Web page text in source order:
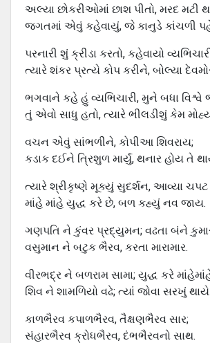
અલ્યા છોકરીઓમાં છાશ પીતો, મરદ મટી
જગતમાં એવું કહેવાયું, જે કાનુડે કાંચળી
પરનારી શું ક્રીડા કરતો, કહેવાયો
ત્યારે શંકર પ્રત્યે કોપ કરીને, બોલ્યા
ભગવાને કહે હું વ્યભિચારી, મુને બધા વિશ્વે
તું એવો સાધુ હતો, ત્યારે ભીલડીશું કેમ
વચન એવું સાંભળીને, કોપીઆ શિવરાય;
કડાક દઈને ત્રિશુળ માર્યું, થનાર હોય તે
ત્યારે શ્રીકૃષ્ણે મૂક્યું સુદર્શન, આવ્યા ચપટ
માંહે માંહે યુદ્ધ કરે છે, બળ કહ્યું નવ જાય.
ગણપતિ ને કુંવર પ્રદ્યુમન; વઢતા બંને
વસુમાન ને બટુક ભૈરવ, કરતા મારામાર.
વીરભદ્ર ને બળરામ સામા; યુદ્ધ કરે
શિવ ને શામળિયો વઢે; ત્યાં જોવા સરખું થાયે.
કાળભૈરવ કપાળભૈરવ, તૈક્ષણભૈરવ સાર;
સંહારભૈરવ ક્રોધભૈરવ, દંભભૈરવનો સાથ.